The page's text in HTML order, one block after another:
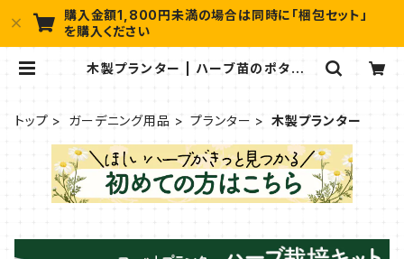
購入金額1,800円未満の場合は同時に「梱包セット」
を購入ください
木製プランター | ハーブ苗のポタジェ
トップ ガーデニング用品 プランター 木製プランター